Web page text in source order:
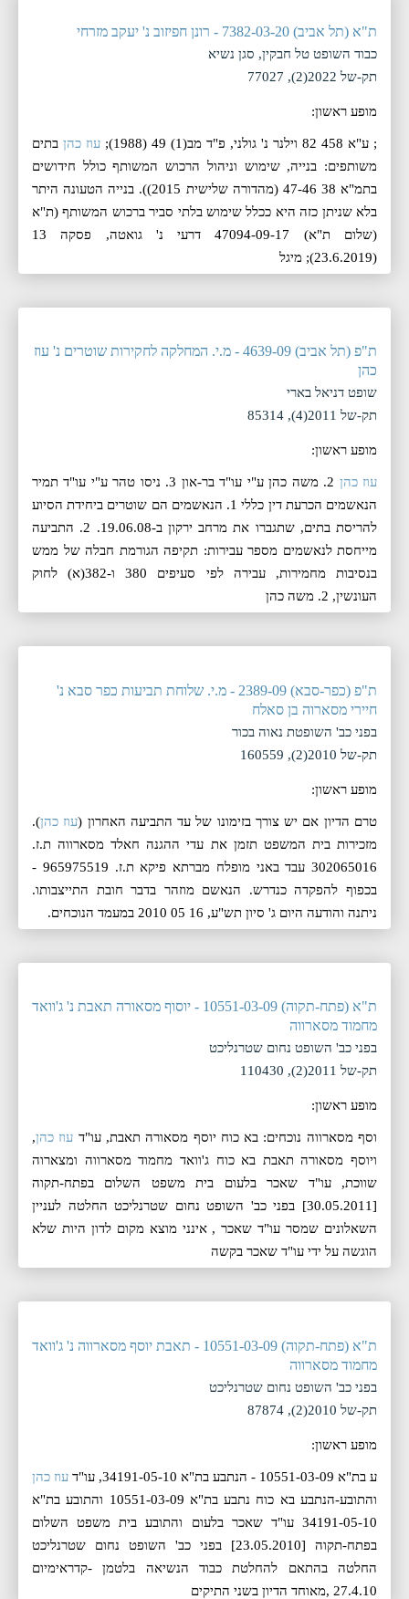
ת"א (תל אביב) 7382-03-20 - רונן חפיזוב נ' יעקב מזרחי
כבוד השופט טל חבקין, סגן נשיא
תק-של 2022(2), 77027
מופע ראשון:
; ע"א 458 82 וילנר נ' גולני, פ"ד מב(1) 49 (1988); עוז כהן בתים
משותפים: בנייה, שימוש וניהול הרכוש המשותף כולל חידושים
בתמ"א 38 47-46 (מהדורה שלישית 2015)). בנייה הטעונה היתר
בלא שניתן כזה היא ככלל שימוש בלתי סביר ברכוש המשותף (ת"א
(שלום ת"א) 47094-09-17 דרעי נ' גואטה, פסקה 13
(23.6.2019); מיגל
ת"פ (תל אביב) 4639-09 - מ.י. המחלקה לחקירות שוטרים נ' עוז
כהן
שופט דניאל בארי
תק-של 2011(4), 85314
מופע ראשון:
עוז כהן
2. משה כהן ע"י עו"ד בר-און 3. ניסו טהר ע"י עו"ד תמיר
הנאשמים הכרעת דין כללי 1. הנאשמים הם שוטרים ביחידת הסיוע
להריסת בתים, שתגברו את מרחב ירקון ב-19.06.08. 2. התביעה
מייחסת לנאשמים מספר עבירות: תקיפה הגורמת חבלה של ממש
בנסיבות מחמירות, עבירה לפי סעיפים 380 ו-382(א) לחוק
העונשין, 2. משה כהן
ת"פ (כפר-סבא) 2389-09 - מ.י. שלוחת תביעות כפר סבא נ'
חיירי מסארוה בן סאלח
בפני כב' השופטת נאוה בכור
תק-של 2010(2), 160559
מופע ראשון:
טרם הדיון אם יש צורך בזימונו של עד התביעה האחרון (עוז כהן).
מזכירות בית המשפט תזמן את עדי ההגנה חאלד מסארווה ת.ז.
302065016 עבד באני מופלח מברתא פיקא ת.ז. 965975519 -
בכפוף להפקדה כנדרש. הנאשם מוזהר בדבר חובת התייצבותו.
ניתנה והודעה היום ג' סיון תש"ע, 16 05 2010 במעמד הנוכחים.
ת"א (פתח-תקוה) 10551-03-09 - יוסוף מסאורה תאבת נ' ג'וואד
מחמוד מסארווה
בפני כב' השופט נחום שטרנליכט
תק-של 2011(2), 110430
מופע ראשון:
וסף מסארווה נוכחים: בא כוח יוסף מסאורה תאבת, עו"ד עוז כהן,
ויוסף מסאורה תאבת בא כוח ג'וואד מחמוד מסארווה ומצארוה
שווכת, עו"ד שאכר בלעום בית משפט השלום בפתח-תקוה
[30.05.2011] בפני כב' השופט נחום שטרנליכט החלטה לעניין
השאלונים שמסר עו"ד שאכר , אינני מוצא מקום לדון היות שלא
הוגשה על ידי עו"ד שאכר בקשה
ת"א (פתח-תקוה) 10551-03-09 - תאבת יוסף מסארווה נ' ג'וואד
מחמוד מסארווה
בפני כב' השופט נחום שטרנליכט
תק-של 2010(2), 87874
מופע ראשון:
ע בת"א 10551-03-09 - הנתבע בת"א 34191-05-10, עו"ד
עוז כהן
והתובע-הנתבע בא כוח נתבע בת"א 10551-03-09 והתובע בת"א
34191-05-10 עו"ד שאכר בלעום והתובע בית משפט השלום
בפתח-תקוה [23.05.2010] בפני כב' השופט נחום שטרנליכט
החלטה בהתאם להחלטת כבוד הנשיאה בלטמן -קדראימיום
27.4.10 ,מאוחד הדיון בשני התיקים